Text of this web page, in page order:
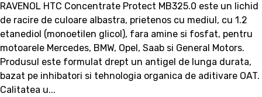
RAVENOL HTC Concentrate Protect MB325.0 este un lichid
de racire de culoare albastra, prietenos cu mediul, cu 1.2
etanediol (monoetilen glicol), fara amine si fosfat, pentru
motoarele Mercedes, BMW, Opel, Saab si General Motors.
Produsul este formulat drept un antigel de lunga durata,
bazat pe inhibatori si tehnologia organica de aditivare OAT.
Calitatea u...